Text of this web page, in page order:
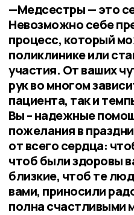
—Медсестры — это
Невозможно себе
процесс, который
поликлинике или
участия. От ваших
рук во многом
пациента, так и
Вы – надежные
пожелания в
от всего сердца:
чтоб были здоровы
близкие, чтоб те
вами, приносили
полна счастливыми